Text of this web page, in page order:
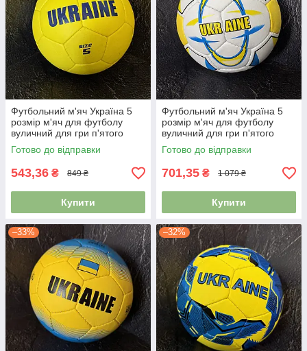
Футбольний м'яч Україна 5
розмір м'яч для футболу
вуличний для гри п'ятого
розміру зшитий FB-9535
Готово до відправки
543,36 ₴ 849 ₴
Купити
Футбольний м'яч Україна 5
розмір м'яч для футболу
вуличний для гри п'ятого
розміру зшитий FB-848
Готово до відправки
701,35 ₴ 1 079 ₴
Купити
–33% –32%